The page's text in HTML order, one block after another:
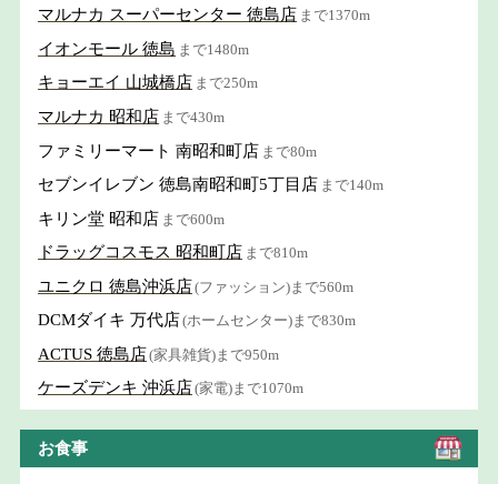
マルナカ スーパーセンター 徳島店 まで1370m
イオンモール 徳島 まで1480m
キョーエイ 山城橋店 まで250m
マルナカ 昭和店 まで430m
ファミリーマート 南昭和町店 まで80m
セブンイレブン 徳島南昭和町5丁目店 まで140m
キリン堂 昭和店 まで600m
ドラッグコスモス 昭和町店 まで810m
ユニクロ 徳島沖浜店(ファッション)まで560m
DCMダイキ 万代店(ホームセンター)まで830m
ACTUS 徳島店(家具雑貨)まで950m
ケーズデンキ 沖浜店(家電)まで1070m
お食事